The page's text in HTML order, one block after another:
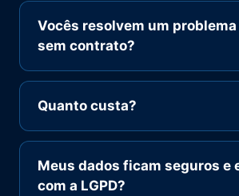
Vocês resolvem um
sem contrato?
Quanto custa?
Meus dados ficam seguros e
com a LGPD?